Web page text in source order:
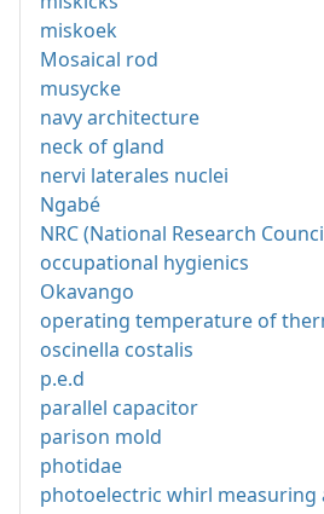
miskoek
Mosaical rod
musycke
navy architecture
neck of gland
nervi laterales nuclei
Ngabé
NRC (National Research
occupational hygienics
Okavango
operating temperature of
oscinella costalis
p.e.d
parallel capacitor
parison mold
photidae
photoelectric whirl measuring